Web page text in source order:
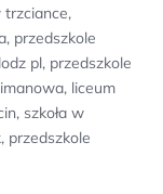
trzciance,
przedszkole
pl, przedszkole
liceum
szkoła w
przedszkole